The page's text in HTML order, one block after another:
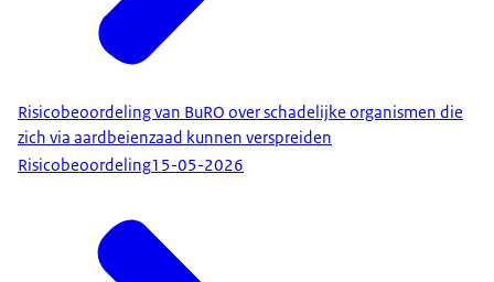
Risicobeoordeling van BuRO over schadelijke organismen die
zich via aardbeienzaad kunnen verspreiden
Risicobeoordeling15-05-2026